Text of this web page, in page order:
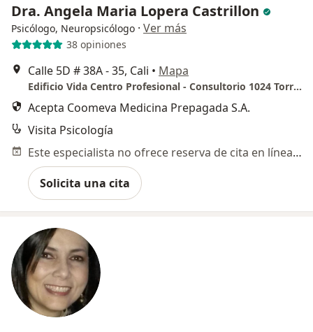
Dra. Angela Maria Lopera Castrillon
Psicólogo, Neuropsicólogo · Ver más
38 opiniones
Calle 5D # 38A - 35, Cali • Mapa
Edificio Vida Centro Profesional - Consultorio 1024 Torre 1
Acepta Coomeva Medicina Prepagada S.A.
Visita Psicología
Este especialista no ofrece reserva de cita en línea en esta dirección.
Solicita una cita